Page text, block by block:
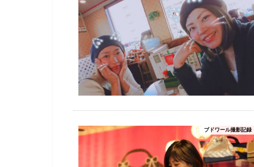
ブドワール撮影記録